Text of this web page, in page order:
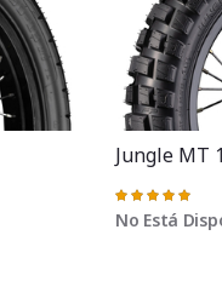
Jungle MT
Valoración:
100%
No Está